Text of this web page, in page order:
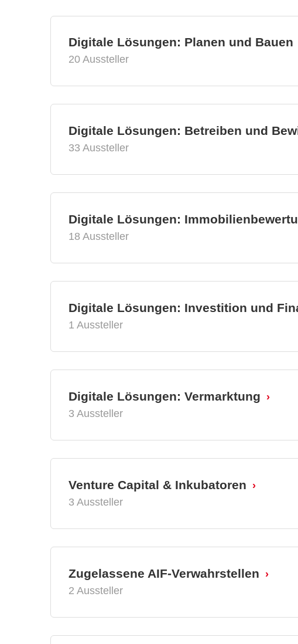
Digitale Lösungen: Planen und Bauen
20 Aussteller
Digitale Lösungen: Betreiben und
33 Aussteller
Digitale Lösungen:
18 Aussteller
Digitale Lösungen: Investition und
1 Aussteller
Digitale Lösungen: Vermarktung
3 Aussteller
Venture Capital & Inkubatoren
3 Aussteller
Zugelassene AIF-Verwahrstellen
2 Aussteller